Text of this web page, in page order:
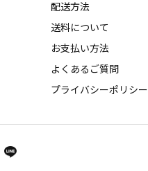
配送方法
送料について
お支払い方法
よくあるご質問
プライバシーポリシー